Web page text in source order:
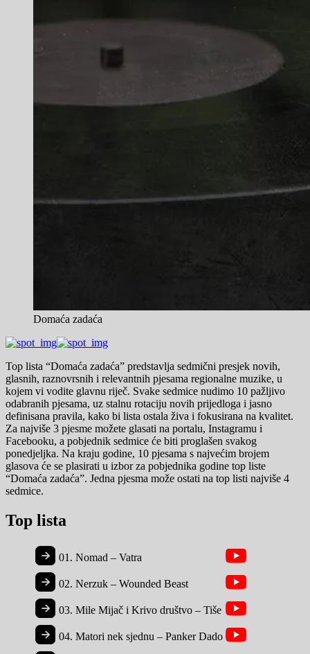
Domaća zadaća
Top lista “Domaća zadaća” predstavlja sedmični presjek novih,
glasnih, raznovrsnih i relevantnih pjesama regionalne muzike, u
kojem vi vodite glavnu riječ. Svake sedmice nudimo 10 pažljivo
odabranih pjesama, uz stalnu rotaciju novih prijedloga i jasno
definisana pravila, kako bi lista ostala živa i fokusirana na kvalitet.
Za najviše 3 pjesme možete glasati na portalu, Instagramu i
Facebooku, a pobjednik sedmice će biti proglašen svakog
ponedjeljka. Na kraju godine, 10 pjesama s najvećim brojem
glasova će se plasirati u izbor za pobjednika godine top liste
“Domaća zadaća”. Jedna pjesma može ostati na top listi najviše 4
sedmice.
Top lista
01. Nomad – Vatra
02. Nerzuk – Wounded Beast
03. Mile Mijač i Krivo društvo – Tiše
04. Matori nek sjednu – Panker Dado